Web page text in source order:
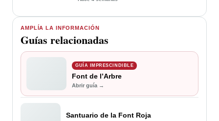
AMPLÍA LA INFORMACIÓN
Guías relacionadas
GUÍA IMPRESCINDIBLE
Font de l’Arbre
Abrir guía →
Santuario de la Font Roja